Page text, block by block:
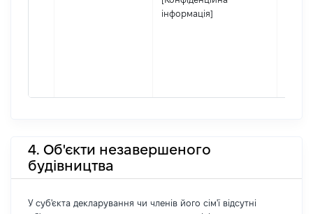
інформація]
4. Об'єкти незавершеного
будівництва
У суб'єкта декларування чи членів його сім'ї відсутні